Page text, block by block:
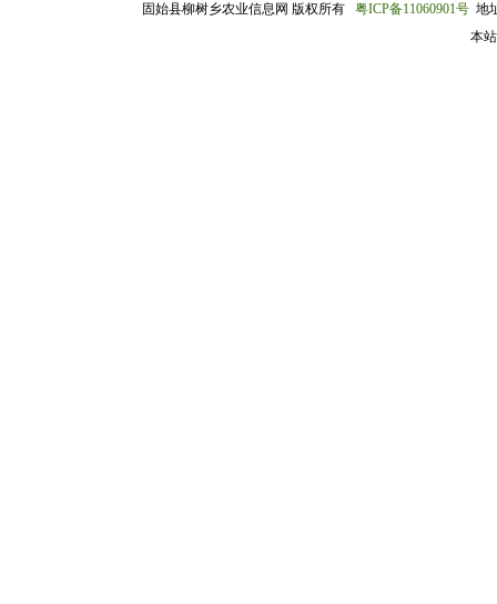
固始县柳树乡农业信息网 版权所有 粤ICP备11060901号 地
本